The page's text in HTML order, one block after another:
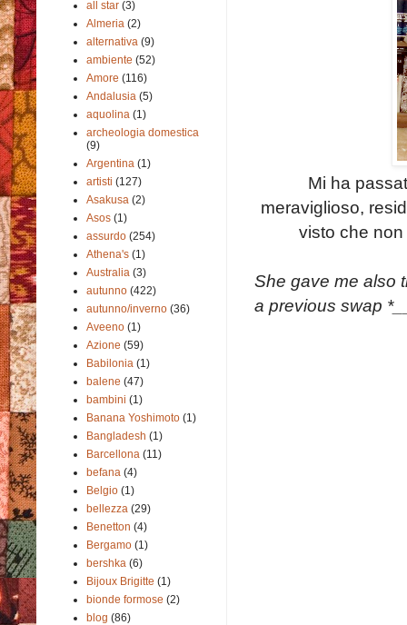
Mi ha
meraviglioso,
visto che
She gave me also
a previous swap *
all star (3)
Almeria (2)
alternativa (9)
ambiente (52)
Amore (116)
Andalusia (5)
aquolina (1)
archeologia domestica
(9)
Argentina (1)
artisti (127)
Asakusa (2)
Asos (1)
assurdo (254)
Athena's (1)
Australia (3)
autunno (422)
autunno/inverno (36)
Aveeno (1)
Azione (59)
Babilonia (1)
balene (47)
bambini (1)
Banana Yoshimoto (1)
Bangladesh (1)
Barcellona (11)
befana (4)
Belgio (1)
bellezza (29)
Benetton (4)
Bergamo (1)
bershka (6)
Bijoux Brigitte (1)
bionde formose (2)
blog (86)